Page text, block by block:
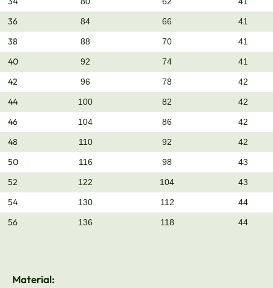
36 84 66 41
38 88 70 41
40 92 74 41
42 96 78 42
44 100 82 42
46 104 86 42
48 110 92 42
50 116 98 43
52 122 104 43
54 130 112 44
56 136 118 44
Material: